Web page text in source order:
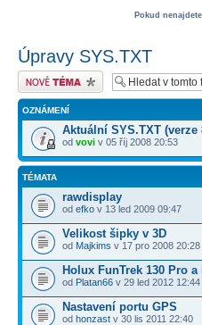
Pokud
Úpravy SYS.TXT
Odeslat nové téma
OZNÁMENÍ
Aktuální SYS.TXT (verze
od vovi v 05 říj 2008 20:53
TÉMATA
rawdisplay
od efko v 13 led 2009 09:47
Velikost šipky v 3D
od Majkims v 17 pro 2008 20:28
Holux FunTrek 130 Pro a
od Platan66 v 29 led 2012 12:44
Nastavení portu GPS
od honzast v 30 lis 2011 22:40